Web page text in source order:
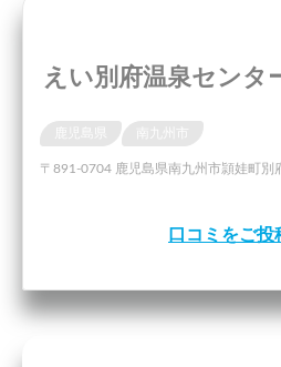
えい別府温泉センタ
〒891-0704 鹿児島県南九州市頴娃町別
口コミをご投